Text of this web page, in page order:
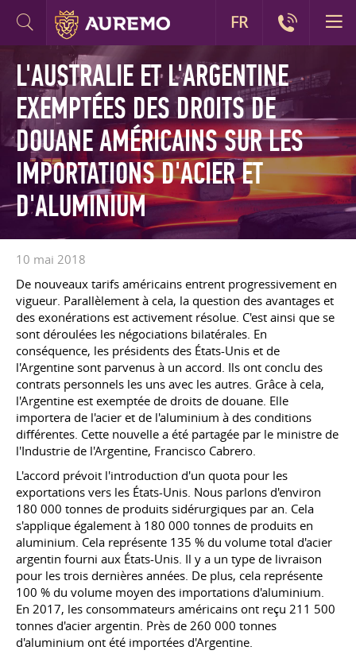
L'AUSTRALIE ET L'ARGENTINE
EXEMPTÉES DES DROITS DE
DOUANE AMÉRICAINS SUR LES
IMPORTATIONS D'ACIER ET
D'ALUMINIUM
10 mai 2018
De nouveaux tarifs américains entrent progressivement en
vigueur. Parallèlement à cela, la question des avantages et
des exonérations est activement résolue. C'est ainsi que se
sont déroulées les négociations bilatérales. En
conséquence, les présidents des États-Unis et de
l'Argentine sont parvenus à un accord. Ils ont conclu des
contrats personnels les uns avec les autres. Grâce à cela,
l'Argentine est exemptée de droits de douane. Elle
importera de l'acier et de l'aluminium à des conditions
différentes. Cette nouvelle a été partagée par le ministre de
l'Industrie de l'Argentine, Francisco Cabrero.
L'accord prévoit l'introduction d'un quota pour les
exportations vers les États-Unis. Nous parlons d'environ
180 000 tonnes de produits sidérurgiques par an. Cela
s'applique également à 180 000 tonnes de produits en
aluminium. Cela représente 135 % du volume total d'acier
argentin fourni aux États-Unis. Il y a un type de livraison
pour les trois dernières années. De plus, cela représente
100 % du volume moyen des importations d'aluminium.
En 2017, les consommateurs américains ont reçu 211 500
tonnes d'acier argentin. Près de 260 000 tonnes
d'aluminium ont été importées d'Argentine.
FR